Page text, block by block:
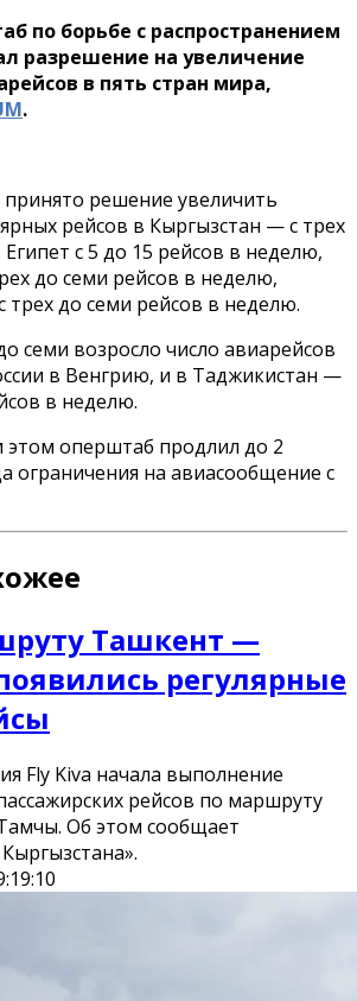
по борьбе с распространением
разрешение на увеличение
в пять стран мира,
.
решение увеличить
рейсов в Кыргызстан — с трех
с 5 до 15 рейсов в неделю,
до семи рейсов в неделю,
до семи рейсов в неделю.
семи возросло число авиарейсов
в Венгрию, и в Таджикистан —
в неделю.
оперштаб продлил до 2
ограничения на авиасообщение с
Ташкент —
регулярные
Fly Kiva начала выполнение
рейсов по маршруту
Об этом сообщает